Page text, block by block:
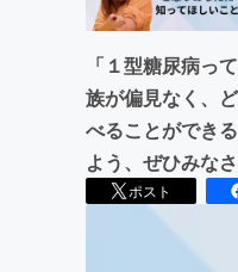
「１型糖尿病っ
族が偏見なく、
べることができ
よう、ぜひみな
ポスト